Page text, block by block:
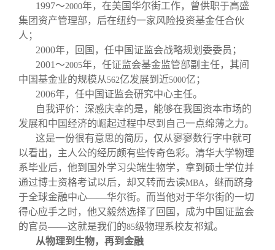
终身学习
信息化服务
三创大赛
实用信息
校友总会
总会简介
会长致辞
总会章程
理事会名单
制度法规
联系我们
关闭
1997～2000年，在美国华尔街工作，曾供职于高盛
集团资产管理部，后在纽约一家风险投资基金任合伙
人；
2000年，回国，任中国证监会战略规划委委员；
2001 ～2005年，任证监会基金监管部副主任，其间
中国基金业的规模从562亿发展到近5000亿；
2006年，任中国证监会研究中心主任。
自我评价：深感庆幸的是，能够在我国资本市场的
发展和中国经济的崛起过程中尽到自己一点绵薄之力。
这是一份很有意思的简历，仅从寥寥数行字中就可
以看出，主人公的经历颇有些传奇色彩。清华大学物理
系毕业后，他到国外学习尖端生物学，拿到硕士学位并
通过博士资格考试以后，却又转而去读MBA ，继而跻身
于全球金融中心——华尔街。而当他对于华尔街的一切
得心应手之时，他又毅然选择了回国，成为中国证监会
的官员——这就是我们的85级物理系校友祁斌。
从物理到生物，再到金融